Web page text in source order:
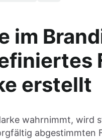
im
erstellt
wahrnimmt,